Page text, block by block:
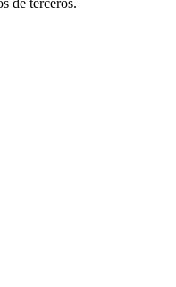
de terceros.